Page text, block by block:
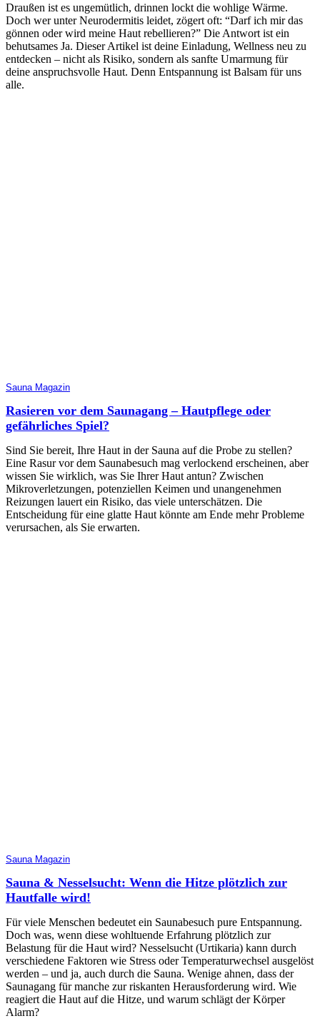
Draußen ist es ungemütlich, drinnen lockt die wohlige Wärme.
Doch wer unter Neurodermitis leidet, zögert oft: “Darf ich mir das
gönnen oder wird meine Haut rebellieren?” Die Antwort ist ein
behutsames Ja. Dieser Artikel ist deine Einladung, Wellness neu zu
entdecken – nicht als Risiko, sondern als sanfte Umarmung für
deine anspruchsvolle Haut. Denn Entspannung ist Balsam für uns
alle.
Sauna Magazin
Rasieren vor dem Saunagang – Hautpflege oder
gefährliches Spiel?
Sind Sie bereit, Ihre Haut in der Sauna auf die Probe zu stellen?
Eine Rasur vor dem Saunabesuch mag verlockend erscheinen, aber
wissen Sie wirklich, was Sie Ihrer Haut antun? Zwischen
Mikroverletzungen, potenziellen Keimen und unangenehmen
Reizungen lauert ein Risiko, das viele unterschätzen. Die
Entscheidung für eine glatte Haut könnte am Ende mehr Probleme
verursachen, als Sie erwarten.
Sauna Magazin
Sauna & Nesselsucht: Wenn die Hitze plötzlich zur
Hautfalle wird!
Für viele Menschen bedeutet ein Saunabesuch pure Entspannung.
Doch was, wenn diese wohltuende Erfahrung plötzlich zur
Belastung für die Haut wird? Nesselsucht (Urtikaria) kann durch
verschiedene Faktoren wie Stress oder Temperaturwechsel ausgelöst
werden – und ja, auch durch die Sauna. Wenige ahnen, dass der
Saunagang für manche zur riskanten Herausforderung wird. Wie
reagiert die Haut auf die Hitze, und warum schlägt der Körper
Alarm?